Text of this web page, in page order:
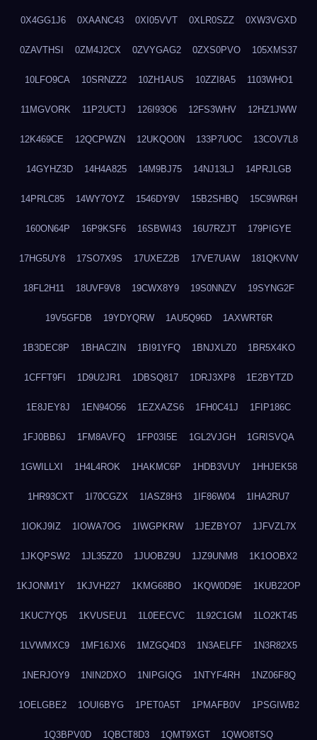
0X4GG1J6 0XAANC43 0XI05VVT 0XLR0SZZ 0XW3VGXD
0ZAVTHSI 0ZM4J2CX 0ZVYGAG2 0ZXS0PVO 105XMS37
10LFO9CA 10SRNZZ2 10ZH1AUS 10ZZI8A5 1103WHO1
11MGVORK 11P2UCTJ 126I93O6 12FS3WHV 12HZ1JWW
12K469CE 12QCPWZN 12UKQO0N 133P7UOC 13COV7L8
14GYHZ3D 14H4A825 14M9BJ75 14NJ13LJ 14PRJLGB
14PRLC85 14WY7OYZ 1546DY9V 15B2SHBQ 15C9WR6H
160ON64P 16P9KSF6 16SBWI43 16U7RZJT 179PIGYE
17HG5UY8 17SO7X9S 17UXEZ2B 17VE7UAW 181QKVNV
18FL2H11 18UVF9V8 19CWX8Y9 19S0NNZV 19SYNG2F
19V5GFDB 19YDYQRW 1AU5Q96D 1AXWRT6R
1B3DEC8P 1BHACZIN 1BI91YFQ 1BNJXLZ0 1BR5X4KO
1CFFT9FI 1D9U2JR1 1DBSQ817 1DRJ3XP8 1E2BYTZD
1E8JEY8J 1EN94O56 1EZXAZS6 1FH0C41J 1FIP186C
1FJ0BB6J 1FM8AVFQ 1FP03I5E 1GL2VJGH 1GRISVQA
1GWILLXI 1H4L4ROK 1HAKMC6P 1HDB3VUY 1HHJEK58
1HR93CXT 1I70CGZX 1IASZ8H3 1IF86W04 1IHA2RU7
1IOKJ9IZ 1IOWA7OG 1IWGPKRW 1JEZBYO7 1JFVZL7X
1JKQPSW2 1JL35ZZ0 1JUOBZ9U 1JZ9UNM8 1K1OOBX2
1KJONM1Y 1KJVH227 1KMG68BO 1KQW0D9E 1KUB22OP
1KUC7YQ5 1KVUSEU1 1L0EECVC 1L92C1GM 1LO2KT45
1LVWMXC9 1MF16JX6 1MZGQ4D3 1N3AELFF 1N3R82X5
1NERJOY9 1NIN2DXO 1NIPGIQG 1NTYF4RH 1NZ06F8Q
1OELGBE2 1OUI6BYG 1PET0A5T 1PMAFB0V 1PSGIWB2
1Q3BPV0D 1QBCT8D3 1QMT9XGT 1QWO8TSQ